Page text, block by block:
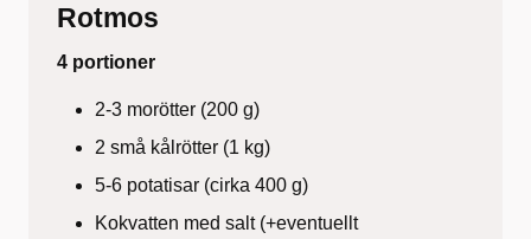
Rotmos
4 portioner
2-3 morötter (200 g)
2 små kålrötter (1 kg)
5-6 potatisar (cirka 400 g)
Kokvatten med salt (+eventuellt